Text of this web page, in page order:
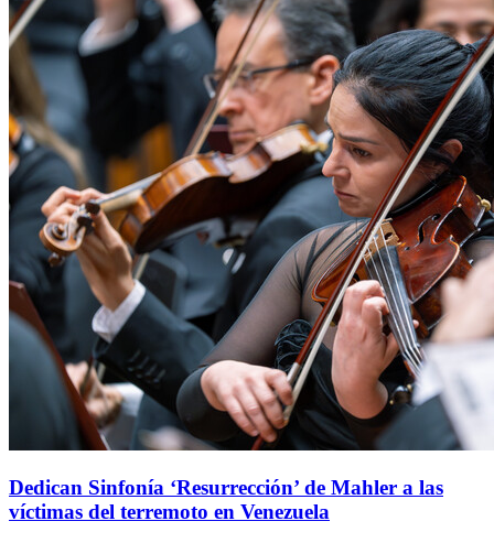
Dedican Sinfonía ‘Resurrección’ de Mahler a las
víctimas del terremoto en Venezuela